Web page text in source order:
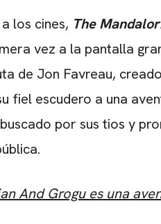
a los cines, The
vez a la pantalla
de Jon Favreau,
fiel escudero a una
por sus tios y
And Grogu es una